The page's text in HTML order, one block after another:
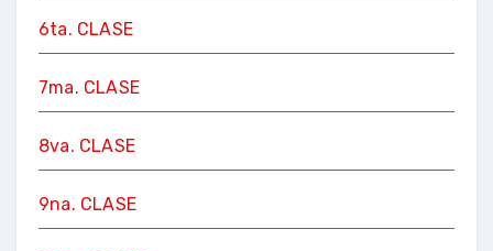
6ta. CLASE
7ma. CLASE
8va. CLASE
9na. CLASE